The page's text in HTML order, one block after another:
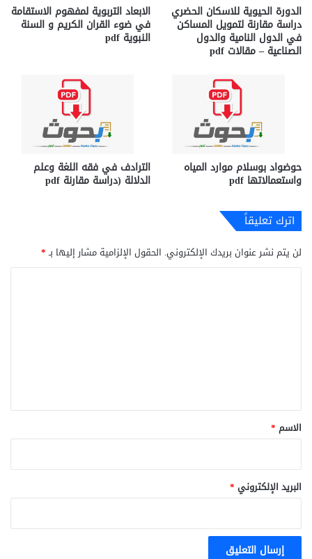
الدورة الحيوية للاسكان الحضري
دراسة مقارنة لتمويل المساكن
في الدول النامية والدول
الصناعية – مقالات pdf
الابعاد التربوية لمفهوم الاستقامة
في ضوء القران الكريم و السنة
النبوية pdf
حوضواد بوسلام موارد المیاه
واستعمالاتھا pdf
الترادف في فقه اللغة وعلم
الدلالة (دراسة مقارنة pdf
اترك تعليقاً
لن يتم نشر عنوان بريدك الإلكتروني. الحقول الإلزامية مشار إليها بـ*
*
الاسم *
البريد الإلكتروني *